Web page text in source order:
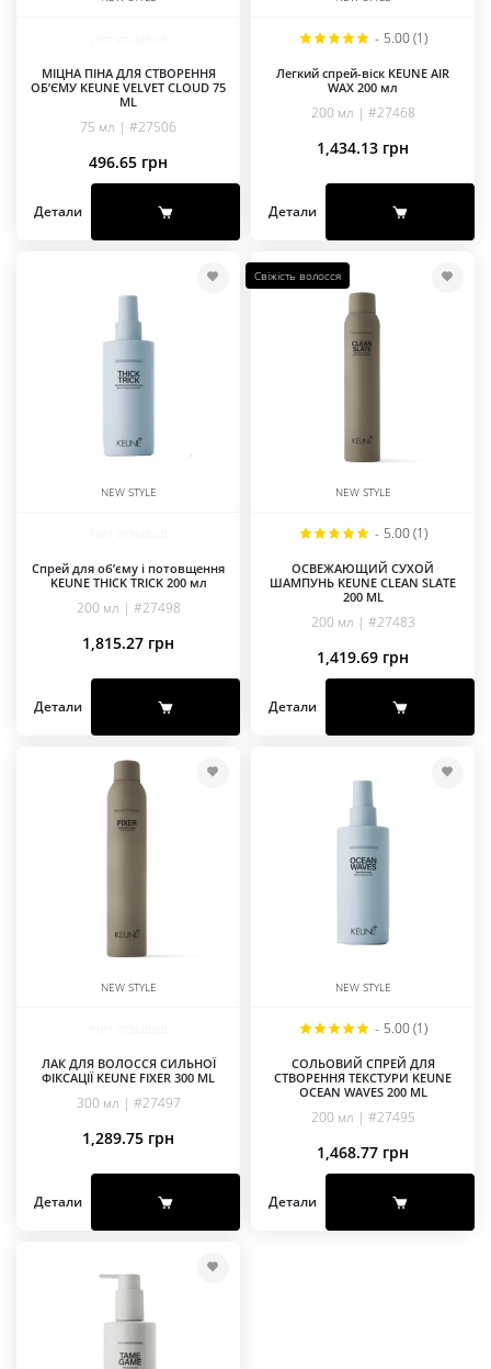
МІЦНА ПІНА ДЛЯ СТВОРЕННЯ
ОБ’ЄМУ KEUNE VELVET CLOUD 75
ML
75 мл | #27506
496.65 грн
Детали
- 5.00 (1)
Легкий спрей-віск KEUNE AIR
WAX 200 мл
200 мл | #27468
1,434.13 грн
Детали
NEW STYLE
Спрей для об’єму і потовщення
KEUNE THICK TRICK 200 мл
200 мл | #27498
1,815.27 грн
Детали
Свіжість волосся
NEW STYLE
- 5.00 (1)
ОСВЕЖАЮЩИЙ СУХОЙ
ШАМПУНЬ KEUNE CLEAN SLATE
200 ML
200 мл | #27483
1,419.69 грн
Детали
NEW STYLE
ЛАК ДЛЯ ВОЛОССЯ СИЛЬНОЇ
ФІКСАЦІЇ KEUNE FIXER 300 ML
300 мл | #27497
1,289.75 грн
Детали
NEW STYLE
- 5.00 (1)
СОЛЬОВИЙ СПРЕЙ ДЛЯ
СТВОРЕННЯ ТЕКСТУРИ KEUNE
OCEAN WAVES 200 ML
200 мл | #27495
1,468.77 грн
Детали